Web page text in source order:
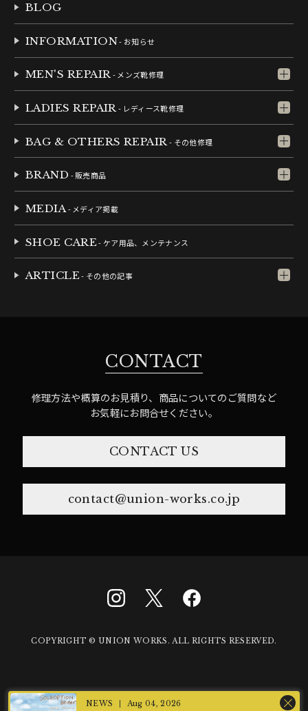
Aug 04, 2026
BLOG
INFORMATION- お知らせ
MEN'S REPAIR- メンズ靴修理
LADIES REPAIR- レディース靴修理
BAG & OTHERS REPAIR - その他修理
BRAND - 販売商品
MEDIA- メディア掲載
SHOE CARE- ケア用品、メンテナンス
ARTICLE- その他の記事
CONTACT
修理方法や概算のお見積り、商品についてのご質問など
お気軽にお問合せください。
CONTACT US
contact@union-works.co.jp
COPYRIGHT © UNION WORKS. ALL RIGHTS RESERVED.